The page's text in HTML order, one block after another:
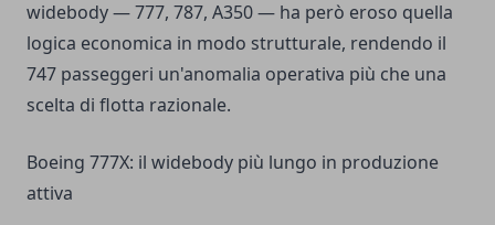
widebody — 777, 787, A350 — ha però eroso quella
logica economica in modo strutturale, rendendo il
747 passeggeri un'anomalia operativa più che una
scelta di flotta razionale.
Boeing 777X: il widebody più lungo in produzione
attiva